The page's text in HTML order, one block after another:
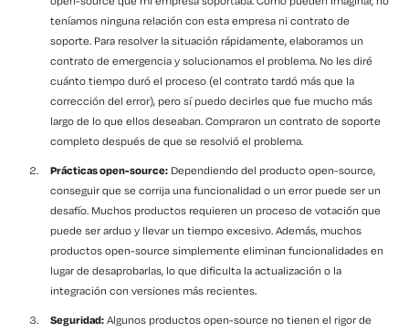
teníamos ninguna relación con esta empresa ni contrato de
soporte. Para resolver la situación rápidamente, elaboramos un
contrato de emergencia y solucionamos el problema. No les diré
cuánto tiempo duró el proceso (el contrato tardó más que la
corrección del error), pero sí puedo decirles que fue mucho más
largo de lo que ellos deseaban. Compraron un contrato de soporte
completo después de que se resolvió el problema.
Prácticas open-source: Dependiendo del producto open-source,
conseguir que se corrija una funcionalidad o un error puede ser un
desafío. Muchos productos requieren un proceso de votación que
puede ser arduo y llevar un tiempo excesivo. Además, muchos
productos open-source simplemente eliminan funcionalidades en
lugar de desaprobarlas, lo que dificulta la actualización o la
integración con versiones más recientes.
Seguridad: Algunos productos open-source no tienen el rigor de